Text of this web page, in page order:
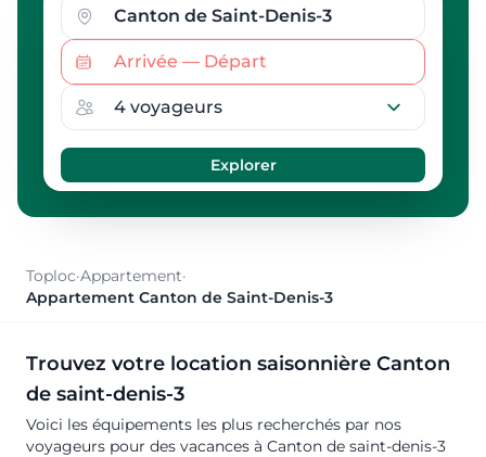
Toploc·Appartement·
Appartement Canton de Saint-Denis-3
Trouvez votre location saisonnière Canton
de saint-denis-3
Voici les équipements les plus recherchés par nos
voyageurs pour des vacances à Canton de saint-denis-3